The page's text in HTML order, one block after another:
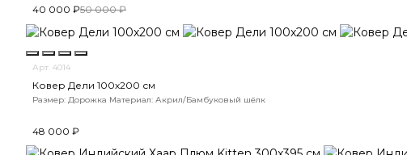
40 000 ₽50 000 ₽
Арт. 4014
Ковер Дели 100х200 см
Размер: Дорожка Материал: Акрил/Бамбуковый шёлк
48 000 ₽